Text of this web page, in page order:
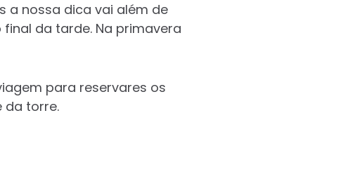
a nossa dica vai além de
da tarde. Na primavera
para reservares os
da torre.